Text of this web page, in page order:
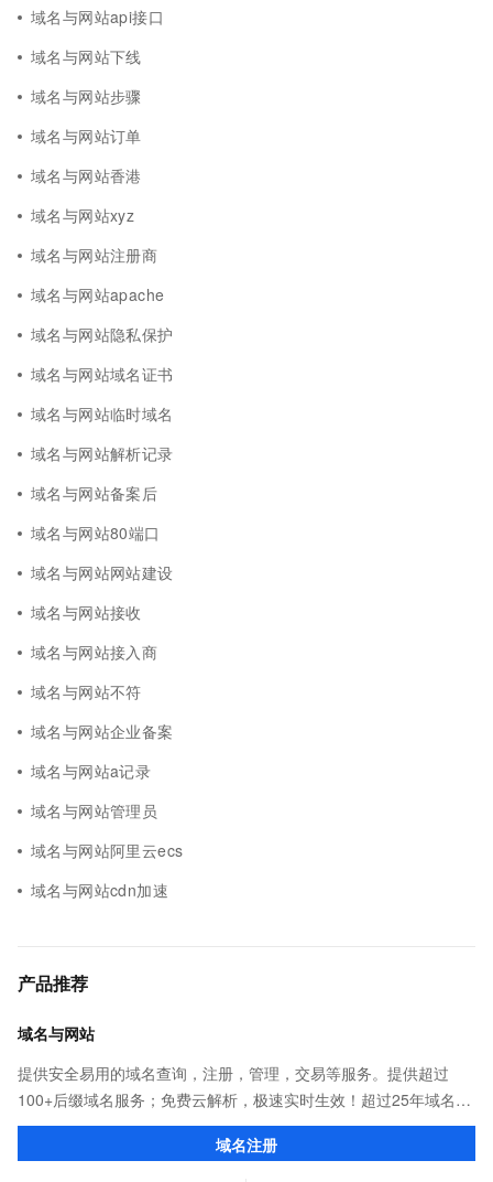
域名与网站api接口
域名与网站下线
域名与网站步骤
域名与网站订单
域名与网站香港
域名与网站xyz
域名与网站注册商
域名与网站apache
域名与网站隐私保护
域名与网站域名证书
域名与网站临时域名
域名与网站解析记录
域名与网站备案后
域名与网站80端口
域名与网站网站建设
域名与网站接收
域名与网站接入商
域名与网站不符
域名与网站企业备案
域名与网站a记录
域名与网站管理员
域名与网站阿里云ecs
域名与网站cdn加速
产品推荐
域名与网站
提供安全易用的域名查询，注册，管理，交易等服务。提供超过
100+后缀域名服务；免费云解析，极速实时生效！超过25年域名服
务经验，累计超过4000万个域名在阿里云注册，连续多年市场NO.1
域名注册